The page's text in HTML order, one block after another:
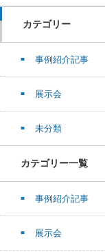
カテゴリー
事例紹介記事
展示会
未分類
カテゴリー一覧
事例紹介記事
展示会